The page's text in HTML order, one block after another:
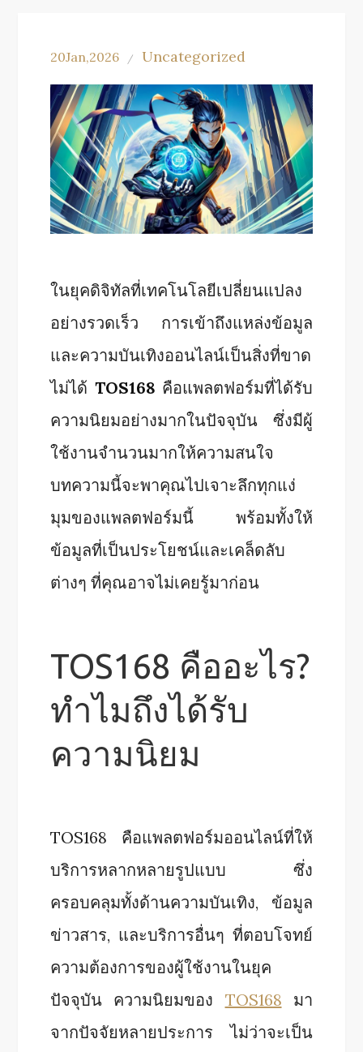
20Jan,2026 Uncategorized
ในยุคดิจิทัลที่เทคโนโลยีเปลี่ยนแปลง
อย่างรวดเร็ว การเข้าถึงแหล่งข้อมูล
และความบันเทิงออนไลน์เป็นสิ่งที่ขาด
ไม่ได้ TOS168 คือแพลตฟอร์มที่ได้รับ
ความนิยมอย่างมากในปัจจุบัน ซึ่งมีผู้
ใช้งานจำนวนมากให้ความสนใจ
บทความนี้จะพาคุณไปเจาะลึกทุกแง่
มุมของแพลตฟอร์มนี้ พร้อมทั้งให้
ข้อมูลที่เป็นประโยชน์และเคล็ดลับ
ต่างๆ ที่คุณอาจไม่เคยรู้มาก่อน
TOS168 คืออะไร?
ทำไมถึงได้รับ
ความนิยม
TOS168 คือแพลตฟอร์มออนไลน์ที่ให้
บริการหลากหลายรูปแบบ ซึ่ง
ครอบคลุมทั้งด้านความบันเทิง, ข้อมูล
ข่าวสาร, และบริการอื่นๆ ที่ตอบโจทย์
ความต้องการของผู้ใช้งานในยุค
ปัจจุบัน ความนิยมของ TOS168 มา
จากปัจจัยหลายประการ ไม่ว่าจะเป็น